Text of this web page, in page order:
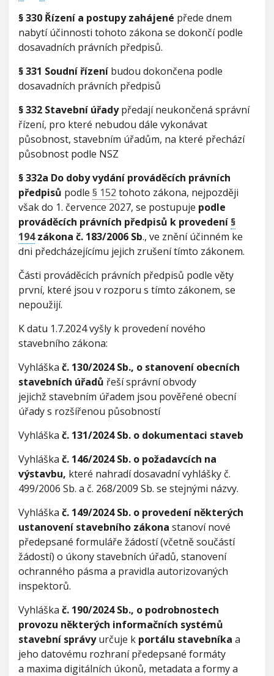
§ 330 Řízení a postupy zahájené přede dnem
nabytí účinnosti tohoto zákona se dokončí podle
dosavadních právních předpisů.
§ 331 Soudní řízení budou dokončena podle
dosavadních právních předpisů
§ 332 Stavební úřadypředají neukončená správní
řízení, pro které nebudou dále vykonávat
působnost, stavebním úřadům, na které přechází
působnost podle NSZ
§ 332a Do doby vydání prováděcích právních
předpisů podle § 152 tohoto zákona, nejpozději
však do 1. července 2027, se postupuje podle
prováděcích právních předpisů k provedení §
194zákona č. 183/2006 Sb., ve znění účinném ke
dni předcházejícímu jejich zrušení tímto zákonem.
Části prováděcích právních předpisů podle věty
první, které jsou v rozporu s tímto zákonem, se
nepoužijí.
K datu 1.7.2024 vyšly k provedení nového
stavebního zákona:
Vyhláška č. 130/2024 Sb., o stanovení obecních
stavebních úřadů řeší správní obvody
jejichž stavebním úřadem jsou pověřené obecní
úřady s rozšířenou působností
Vyhláška č. 131/2024 Sb. o dokumentaci staveb
Vyhláška č. 146/2024 Sb. o požadavcích na
výstavbu, které nahradí dosavadní vyhlášky č.
499/2006 Sb. a č. 268/2009 Sb. se stejnými názvy.
Vyhláška č. 149/2024 Sb. o provedení některých
ustanovení stavebního zákona stanoví nové
předepsané formuláře žádostí (včetně součástí
žádostí) o úkony stavebních úřadů, stanovení
ochranného pásma a pravidla autorizovaných
inspektorů.
Vyhláška č. 190/2024 Sb., o podrobnostech
provozu některých informačních systémů
stavební správyurčuje k portálu stavebníka a
jeho datovému rozhraní předepsané formáty
a maxima digitálních úkonů, metadata a formy a